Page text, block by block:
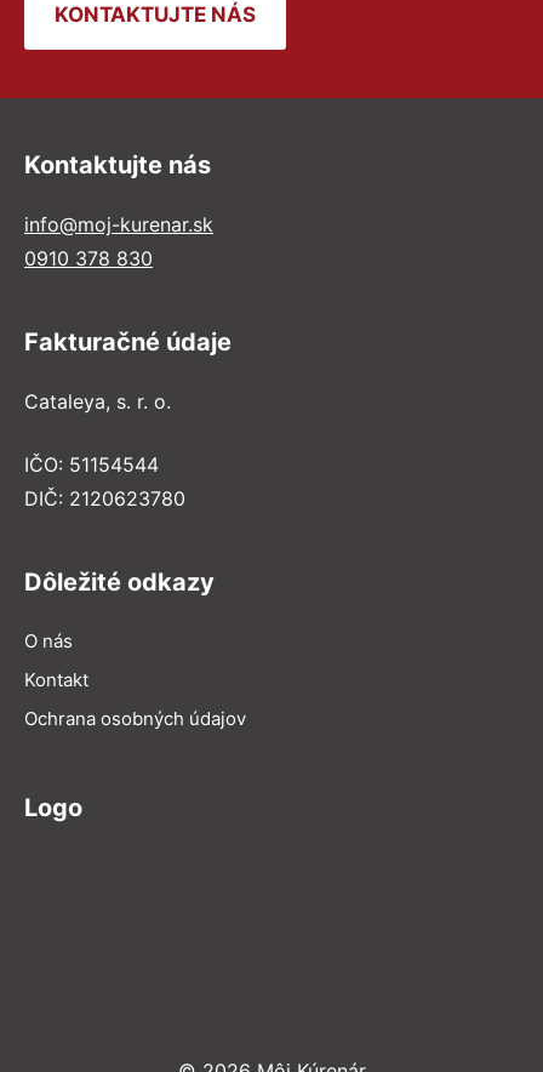
KONTAKTUJTE NÁS
Kontaktujte nás
info@moj-kurenar.sk
0910 378 830
Fakturačné údaje
Cataleya, s. r. o.
IČO: 51154544
DIČ: 2120623780
Dôležité odkazy
O nás
Kontakt
Ochrana osobných údajov
Logo